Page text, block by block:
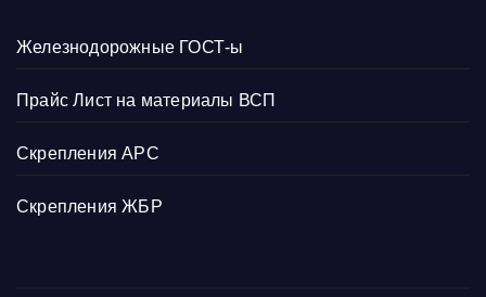
Железнодорожные ГОСТ-ы
Прайс Лист на материалы ВСП
Скрепления АРС
Скрепления ЖБР